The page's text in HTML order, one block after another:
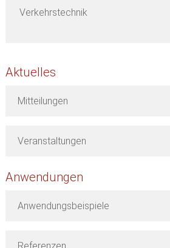
Verkehrstechnik
Aktuelles
Mitteilungen
Veranstaltungen
Anwendungen
Anwendungsbeispiele